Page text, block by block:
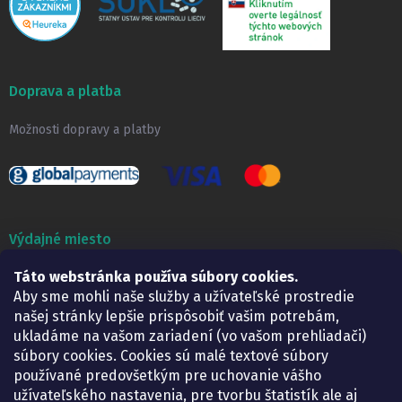
Táto webstránka používa súbory cookies.
Aby sme mohli naše služby a užívateľské prostredie
našej stránky lepšie prispôsobiť vašim potrebám,
ukladáme na vašom zariadení (vo vašom prehliadači)
súbory cookies. Cookies sú malé textové súbory
používané predovšetkým pre uchovanie vášho
užívateľského nastavenia, pre tvorbu štatistík ale aj
Doprava a platba
Možnosti dopravy a platby
Výdajné miesto
Lekáreň ADONAI
Košice – Smetanova 2
Pondelok:
07.30 – 15.30 h.
Utorok:
07.30 – 16.00 h.
Streda:
07.30 – 16.00 h.
Štvrtok:
07.30 – 15.30 h.
Piatok:
07.30 – 15.30 h.